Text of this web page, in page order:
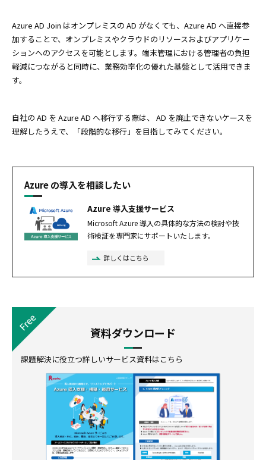
Azure AD Join はオンプレミスの AD がなくても、Azure AD へ直接参
加することで、オンプレミスやクラウドのリソースおよびアプリケー
ションへのアクセスを可能とします。端末管理における管理者の負担
軽減につながると同時に、業務効率化の優れた基盤として活用できま
す。
自社の AD を Azure AD へ移行する際は、 AD を廃止できないケースを
理解したうえで、「段階的な移行」を目指してみてください。
Azure の導入を相談したい
Azure 導入支援サービス
Microsoft Azure 導入の具体的な方法の検討や技
術検証を専門家にサポートいたします。
詳しくはこちら
資料ダウンロード
課題解決に役立つ詳しいサービス資料はこちら